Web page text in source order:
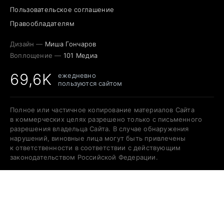
Пользовательское соглашение
Правообладателям
Дизайн — Миша Гончаров
Воплощение — 101 Медиа
69,6K
ежедневно
пользуются сайтом
Полное или частичное копирование материалов Сайта
в коммерческих целях разрешено только с письменного
разрешения владельца Сайта. В случае обнаружения
нарушений, виновные лица могут быть привлечены
к ответственности в соответствии с действующим
законодательством Российской Федерации.